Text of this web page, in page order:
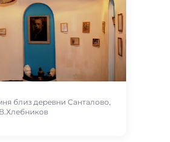
близ деревни Санталово,
В.Хлебников